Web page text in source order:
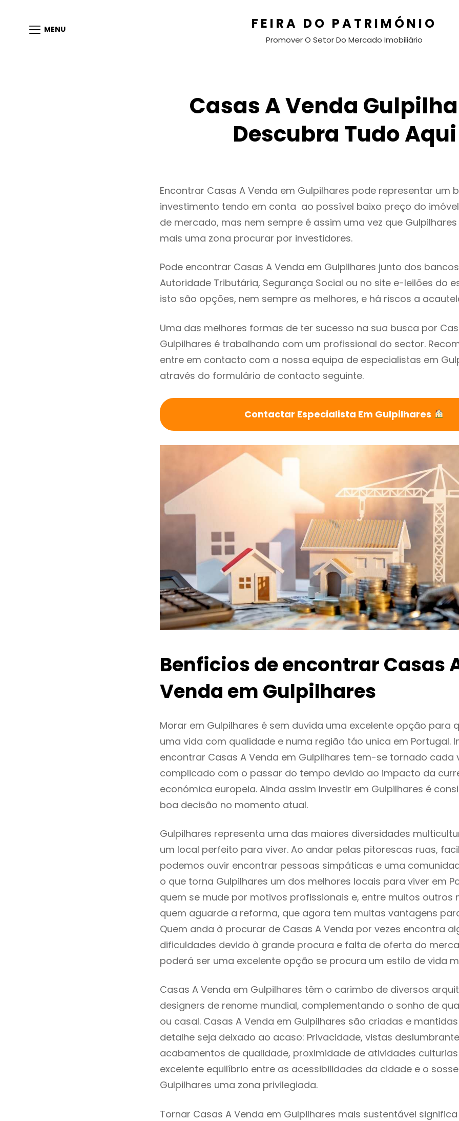
MENU FEIRA DO PATRIMÓNIO
Promover O Setor Do Mercado Imobiliário
Casas A Venda
Descubra Tudo Aqui
Encontrar Casas A Venda em Gulpilhares pode representar um
investimento tendo em conta ao possível baixo preço do
de mercado, mas nem sempre é assim uma vez que
mais uma zona procurar por investidores.
Pode encontrar Casas A Venda em Gulpilhares junto dos
Autoridade Tributária, Segurança Social ou no site e-leilões do
isto são opções, nem sempre as melhores, e há riscos a
Uma das melhores formas de ter sucesso na sua busca por
Gulpilhares é trabalhando com um profissional do sector.
entre em contacto com a nossa equipa de especialistas em
através do formulário de contacto seguinte.
Contactar Especialista Em Gulpilhares
Benficios de encontrar Casas
Venda em Gulpilhares
Morar em Gulpilhares é sem duvida uma excelente opção para
uma vida com qualidade e numa região táo unica em Portugal.
encontrar Casas A Venda em Gulpilhares tem-se tornado cada
complicado com o passar do tempo devido ao impacto da
económica europeia. Ainda assim Investir em Gulpilhares é
boa decisão no momento atual.
Gulpilhares representa uma das maiores diversidades
um local perfeito para viver. Ao andar pelas pitorescas ruas,
podemos ouvir encontrar pessoas simpáticas e uma
o que torna Gulpilhares um dos melhores locais para viver em
quem se mude por motivos profissionais e, entre muitos outros
quem aguarde a reforma, que agora tem muitas vantagens
Quem anda à procurar de Casas A Venda por vezes encontra
dificuldades devido à grande procura e falta de oferta do
poderá ser uma excelente opção se procura um estilo de vida
Casas A Venda em Gulpilhares têm o carimbo de diversos
designers de renome mundial, complementando o sonho de
ou casal. Casas A Venda em Gulpilhares são criadas e
detalhe seja deixado ao acaso: Privacidade, vistas
acabamentos de qualidade, proximidade de atividades
excelente equilíbrio entre as acessibilidades da cidade e o
Gulpilhares uma zona privilegiada.
Tornar Casas A Venda em Gulpilhares mais sustentável